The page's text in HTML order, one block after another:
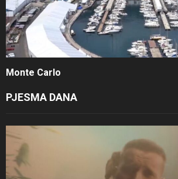
Monte Carlo
PJESMA DANA